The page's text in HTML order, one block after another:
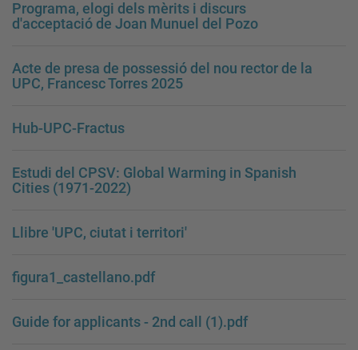
Programa, elogi dels mèrits i discurs
d'acceptació de Joan Munuel del Pozo
Acte de presa de possessió del nou rector de la
UPC, Francesc Torres 2025
Hub-UPC-Fractus
Estudi del CPSV: Global Warming in Spanish
Cities (1971-2022)
Llibre 'UPC, ciutat i territori'
figura1_castellano.pdf
Guide for applicants - 2nd call (1).pdf